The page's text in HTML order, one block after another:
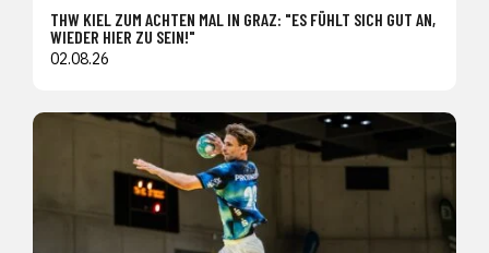
THW KIEL ZUM ACHTEN MAL IN GRAZ: "ES FÜHLT SICH GUT AN,
WIEDER HIER ZU SEIN!"
02.08.26